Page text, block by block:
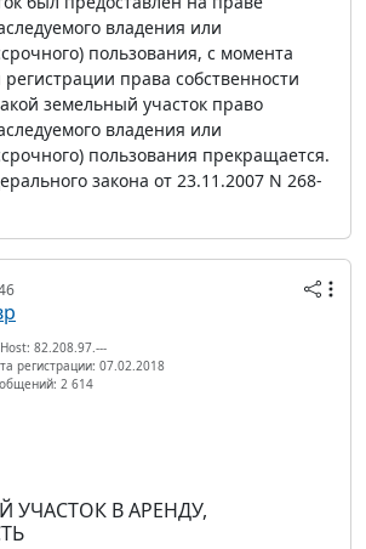
владения или
пользования, с момента
регистрации права собственности
земельный участок право
владения или
пользования прекращается.
закона от 23.11.2007 N 268-
82.208.97.---
регистрации: 07.02.2018
2 614
УЧАСТОК В АРЕНДУ,